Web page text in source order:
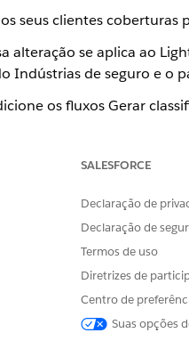
seus clientes
alteração se aplica ao
Indústrias de seguro e o
os fluxos Gerar
de classificação do censo de
RESOLVEU SEU PROBLEMA?
podermos melhorar!
SALESFORCE
Declaração de
Declaração de
Termos de uso
Diretrizes de
Centro de
Suas opções